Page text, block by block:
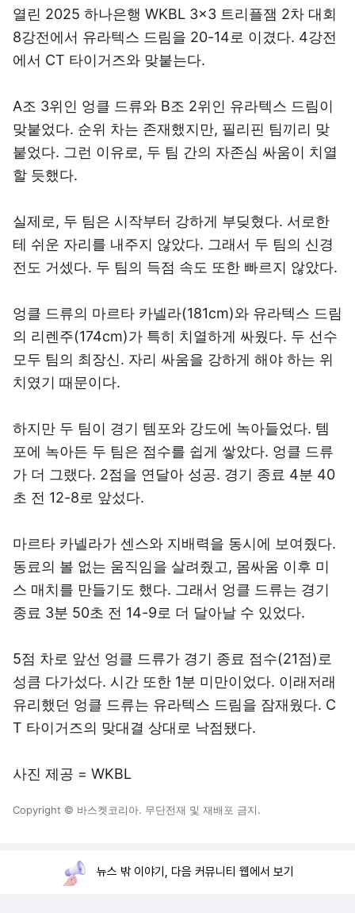
열린 2025 하나은행 WKBL 3x3 트리플잼 2차 대회
8강전에서 유라텍스 드림을 20-14로 이겼다. 4강전
에서 CT 타이거즈와 맞붙는다.
A조 3위인 엉클 드류와 B조 2위인 유라텍스 드림이
맞붙었다. 순위 차는 존재했지만, 필리핀 팀끼리 맞
붙었다. 그런 이유로, 두 팀 간의 자존심 싸움이 치열
할 듯했다.
실제로, 두 팀은 시작부터 강하게 부딪혔다. 서로한
테 쉬운 자리를 내주지 않았다. 그래서 두 팀의 신경
전도 거셌다. 두 팀의 득점 속도 또한 빠르지 않았다.
엉클 드류의 마르타 카넬라(181cm)와 유라텍스 드림
의 리렌주(174cm)가 특히 치열하게 싸웠다. 두 선수
모두 팀의 최장신. 자리 싸움을 강하게 해야 하는 위
치였기 때문이다.
하지만 두 팀이 경기 템포와 강도에 녹아들었다. 템
포에 녹아든 두 팀은 점수를 쉽게 쌓았다. 엉클 드류
가 더 그랬다. 2점을 연달아 성공. 경기 종료 4분 40
초 전 12-8로 앞섰다.
마르타 카넬라가 센스와 지배력을 동시에 보여줬다.
동료의 볼 없는 움직임을 살려줬고, 몸싸움 이후 미
스 매치를 만들기도 했다. 그래서 엉클 드류는 경기
종료 3분 50초 전 14-9로 더 달아날 수 있었다.
5점 차로 앞선 엉클 드류가 경기 종료 점수(21점)로
성큼 다가섰다. 시간 또한 1분 미만이었다. 이래저래
유리했던 엉클 드류는 유라텍스 드림을 잠재웠다. C
T 타이거즈의 맞대결 상대로 낙점됐다.
사진 제공 = WKBL
Copyright © 바스켓코리아. 무단전재 및 재배포 금지.
뉴스 밖 이야기, 다음 커뮤니티 웹에서 보기